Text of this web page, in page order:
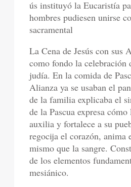
ús instituyó la Eucaristía
hombres pudiesen unirse
sacramental
La Cena de Jesús con sus
como fondo la celebración
judía. En la comida de
Alianza ya se usaban el
de la familia explicaba el
de la Pascua expresa
auxilia y fortalece a su
regocija el corazón, anima
mismo que la sangre.
de los elementos
mesiánico.